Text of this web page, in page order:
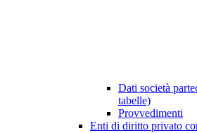
Dati società
tabelle)
Provvedimenti
Enti di diritto privato